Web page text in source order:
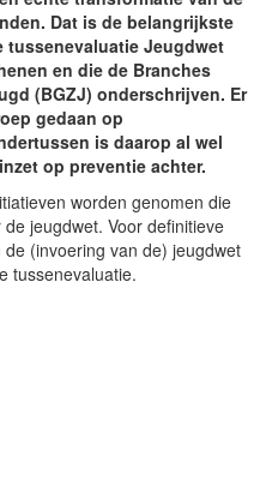
Dat is de belangrijkste
Jeugdwet
en die de Branches
(BGZJ) onderschrijven. Er
gedaan op
is daarop al wel
op preventie achter.
worden genomen die
jeugdwet. Voor definitieve
(invoering van de) jeugdwet
tussenevaluatie.